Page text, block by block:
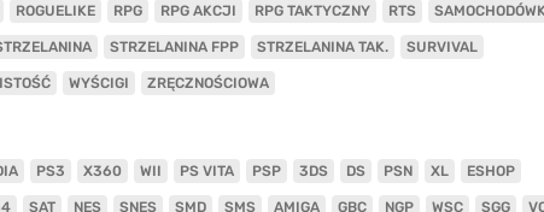
ROGUELIKE RPG RPG AKCJI RPG TAKTYCZNY RTS
STRZELANINA FPP STRZELANINA TAK. SURVIVAL
WYŚCIGI ZRĘCZNOŚCIOWA
PS3 X360 WII PS VITA PSP 3DS DS PSN XL ESHOP
SAT NES SNES SMD SMS AMIGA GBC NGP WSC SGG